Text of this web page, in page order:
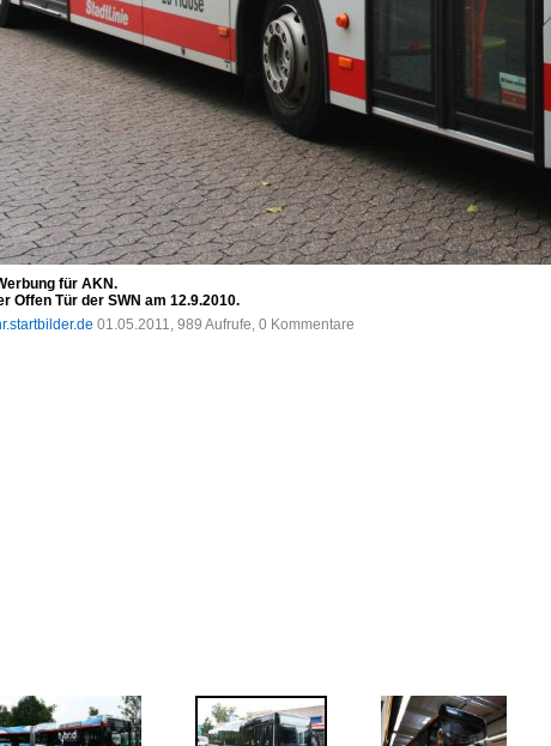
für AKN.
Offen Tür der SWN am 12.9.2010.
01.05.2011, 989 Aufrufe, 0 Kommentare